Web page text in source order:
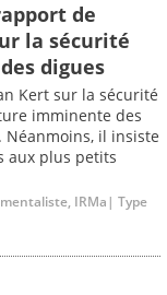
de
la sécurité
digues
Kert sur la sécurité
imminente des
il insiste
aux plus petits
IRMa| Type